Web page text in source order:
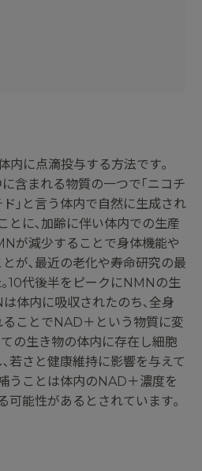
内に点滴投与する方法です｡
含まれる物質の一つで｢ニコチ
｣と言う体内で自然に生成され
とに､加齢に伴い体内での生産
が減少することで身体機能や
が､最近の老化や寿命研究の最
10代後半をピークにNMNの生
体内に吸収されたのち､全身
ことでNAD＋という物質に変
の生き物の体内に存在し細胞
若さと健康維持に影響を与えて
うことは体内のNAD＋濃度を
可能性があるとされています｡